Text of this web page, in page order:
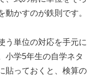
動かすのが鉄則です。
う単位の対応を手元に
小学5年生の自学ネタ
貼っておくと、検算の